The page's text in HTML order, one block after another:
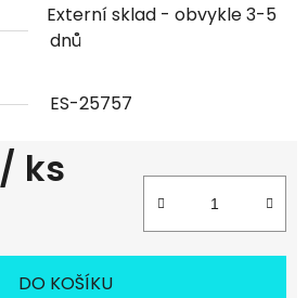
Externí sklad - obvykle 3-5
dnů
ES-25757
/ ks
DO KOŠÍKU